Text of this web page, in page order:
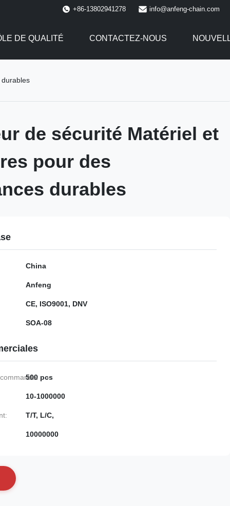
+86-13802941278 info@anfeng-chain.com
DE QUALITÉ CONTACTEZ-NOUS
de sécurité Matériel et
pour des
durables
China
Anfeng
CE, ISO9001, DNV
SOA-08
500 pcs
10-1000000
T/T, L/C,
10000000